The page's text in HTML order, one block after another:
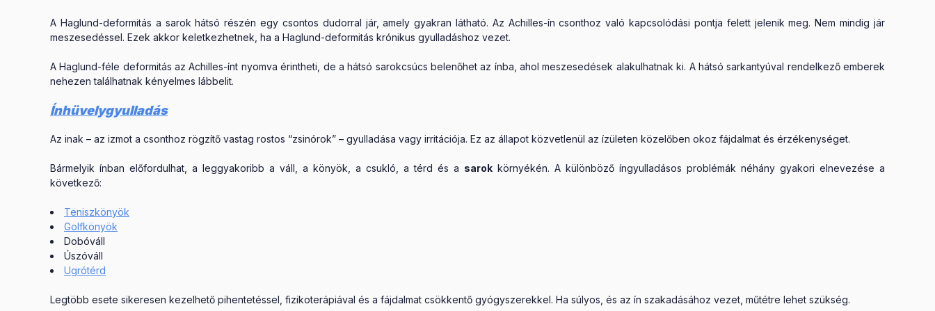
A Haglund-deformitás a sarok hátsó részén egy csontos dudorral jár, amely gyakran látható. Az Achilles-ín csonthoz való kapcsolódási pontja felett jelenik meg. Nem mindig jár
meszesedéssel. Ezek akkor keletkezhetnek, ha a Haglund-deformitás krónikus gyulladáshoz vezet.
A Haglund-féle deformitás az Achilles-ínt nyomva érintheti, de a hátsó sarokcsúcs belenőhet az ínba, ahol meszesedések alakulhatnak ki. A hátsó sarkantyúval rendelkező emberek
nehezen találhatnak kényelmes lábbelit.
Ínhüvelygyulladás
Az inak – az izmot a csonthoz rögzítő vastag rostos “zsinórok” – gyulladása vagy irritációja. Ez az állapot közvetlenül az ízületen közelőben okoz fájdalmat és érzékenységet.
Bármelyik ínban előfordulhat, a leggyakoribb a váll, a könyök, a csukló, a térd és a sarok környékén. A különböző íngyulladásos problémák néhány gyakori elnevezése a
következő:
Teniszkönyök
Golfkönyök
Dobóváll
Úszóváll
Ugrótérd
Legtöbb esete sikeresen kezelhető pihentetéssel, fizikoterápiával és a fájdalmat csökkentő gyógyszerekkel. Ha súlyos, és az ín szakadásához vezet, műtétre lehet szükség.